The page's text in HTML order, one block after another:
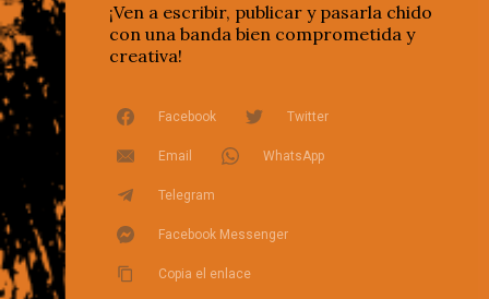
¡Ven a escribir, publicar y pasarla chido
con una banda bien comprometida y
creativa!
Facebook Twitter
Email WhatsApp
Telegram
Facebook Messenger
Copia el enlace